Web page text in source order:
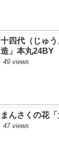
十四代（じゅ
造」本丸24BY
49 views
まんさくの花「
47 views